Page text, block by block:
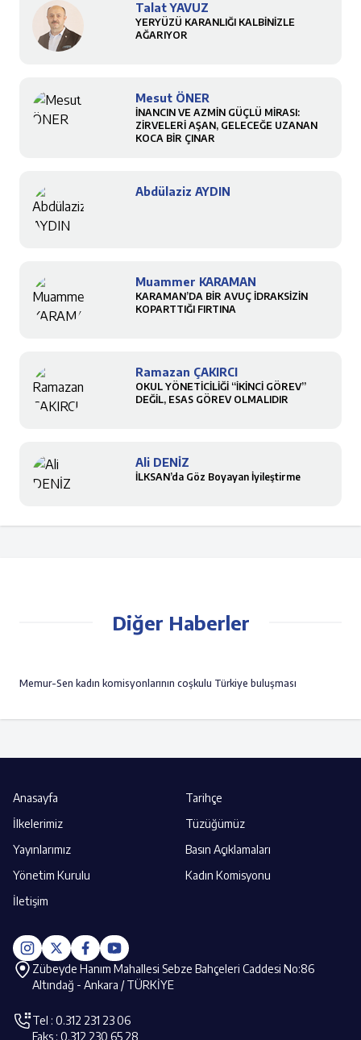
Talat YAVUZ
YERYÜZÜ KARANLIĞI KALBİNİZLE
AĞARIYOR
Mesut ÖNER
İNANCIN VE AZMİN GÜÇLÜ MİRASI:
ZİRVELERİ AŞAN, GELECEĞE UZANAN
KOCA BİR ÇINAR
Abdülaziz AYDIN
Muammer KARAMAN
KARAMAN’DA BİR AVUÇ İDRAKSİZİN
KOPARTTIĞI FIRTINA
Ramazan ÇAKIRCI
OKUL YÖNETİCİLİĞİ “İKİNCİ GÖREV”
DEĞİL, ESAS GÖREV OLMALIDIR
Ali DENİZ
İLKSAN’da Göz Boyayan İyileştirme
Diğer Haberler
Memur-Sen kadın komisyonlarının coşkulu Türkiye buluşması
Anasayfa
Tarihçe
İlkelerimiz
Tüzüğümüz
Yayınlarımız
Basın Açıklamaları
Yönetim Kurulu
Kadın Komisyonu
İletişim
Zübeyde Hanım Mahallesi Sebze Bahçeleri Caddesi No:86
Altındağ - Ankara / TÜRKİYE
Tel : 0.312 231 23 06
Faks : 0.312 230 65 28